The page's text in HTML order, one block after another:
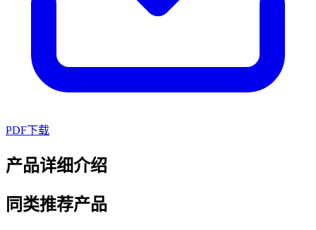
PDF下载
产品详细介绍
同类推荐产品